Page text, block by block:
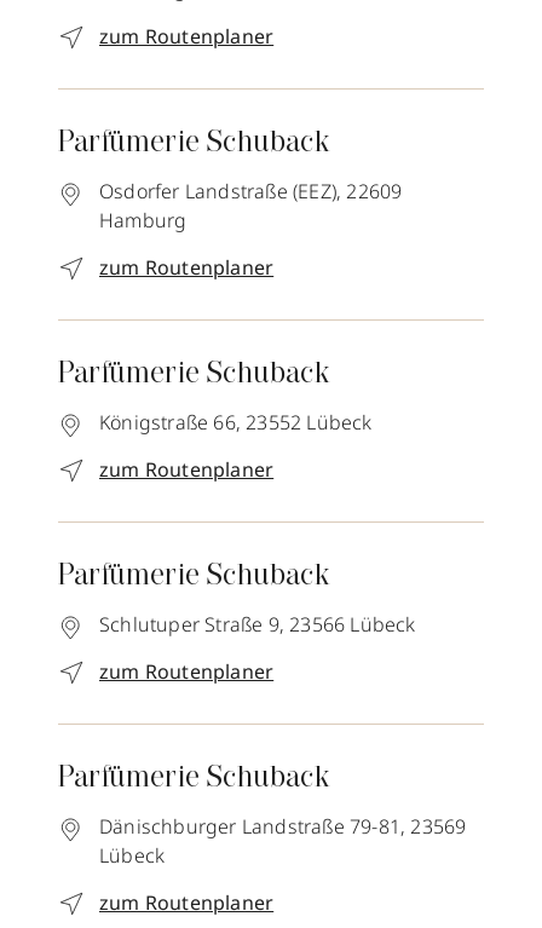
zum Routenplaner
Parfümerie Schuback
Osdorfer Landstraße (EEZ), 22609
Hamburg
zum Routenplaner
Parfümerie Schuback
Königstraße 66, 23552 Lübeck
zum Routenplaner
Parfümerie Schuback
Schlutuper Straße 9, 23566 Lübeck
zum Routenplaner
Parfümerie Schuback
Dänischburger Landstraße 79-81, 23569
Lübeck
zum Routenplaner